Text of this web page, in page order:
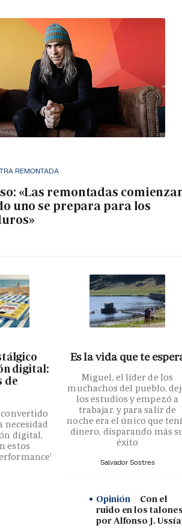
REMONTADA
«Las remontadas
uno se prepara para los
digital:
de
convertido
necesidad
digital,
estos
Es la vida que te
Miguel, el líder de los
muchachos del pueblo,
los estudios y empezó a
trabajar, y para salir de
noche era el único que
dinero, disparando más
éxito
Salvador Sostres
Opinión
Con el
ruido en los
por Alfonso J. Ussía